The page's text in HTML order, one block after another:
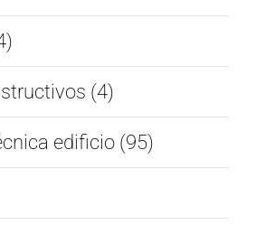
(4)
edificio (95)